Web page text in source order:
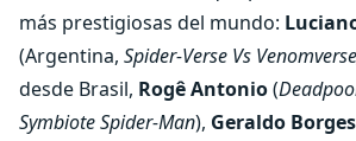
más prestigiosas del mundo:
(Argentina, Spider-Verse Vs
desde Brasil, Rogê Antonio(
Symbiote Spider-Man), Geraldo Borges